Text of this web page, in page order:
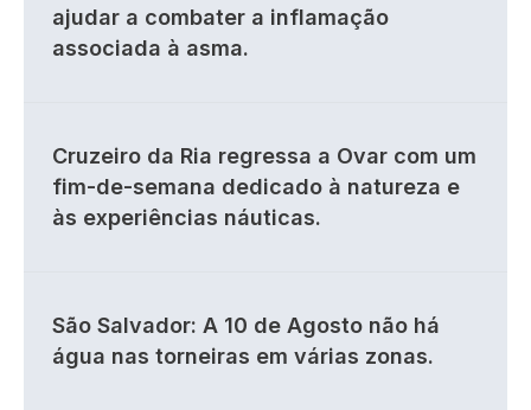
ajudar a combater a inflamação
associada à asma.
Cruzeiro da Ria regressa a Ovar com um
fim-de-semana dedicado à natureza e
às experiências náuticas.
São Salvador: A 10 de Agosto não há
água nas torneiras em várias zonas.